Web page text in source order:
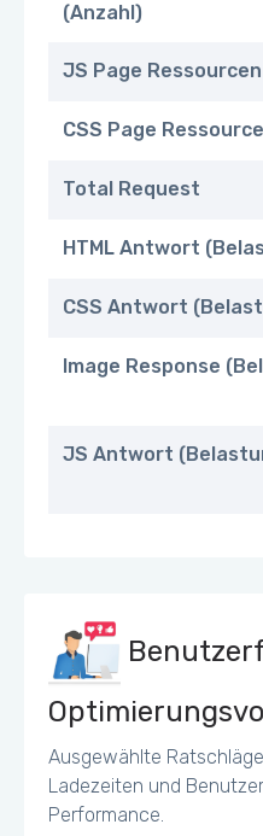
(Anzahl)
JS Page
CSS Page
Total Request
HTML Antwort
CSS Antwort
Image Response
JS Antwort
Ausgewählte
Ladezeiten und
Performance.